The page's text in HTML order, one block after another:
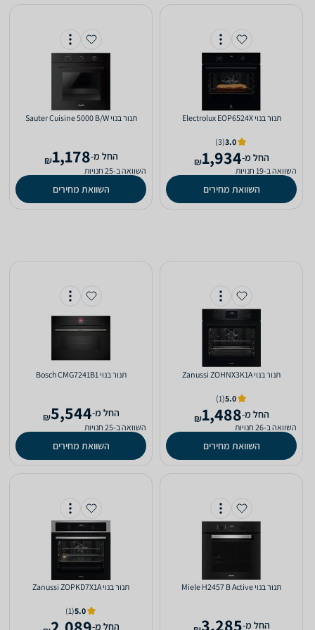
‏תנור בנוי Electrolux EOP6524X
3.0
(3)
‫החל מ-1,934
₪
השוואה ב-19 חנויות
השוואת מחירים
‏תנור בנוי Sauter Cuisine 5000 B/W
‫החל מ-1,178
₪
השוואה ב-25 חנויות
השוואת מחירים
‏תנור בנוי Zanussi ZOHNX3K1A
5.0
(1)
‫החל מ-1,488
₪
השוואה ב-26 חנויות
השוואת מחירים
‏תנור בנוי Bosch CMG7241B1
‫החל מ-5,544
₪
השוואה ב-25 חנויות
השוואת מחירים
‏תנור בנוי Miele H2457 B Active
‫החל מ-3,285
‏תנור בנוי Zanussi ZOPKD7X1A
5.0
(1)
‫החל מ-